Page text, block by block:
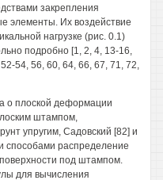
закрепления
элементы. Их воздействие
нагрузке (рис. 0.1)
подробно [1, 2, 4, 13-16,
54, 56, 60, 64, 66, 67, 71, 72,
о плоской деформации
штампом,
упругим, Садовский [82] и
способами распределение
под штампом.
для вычисления